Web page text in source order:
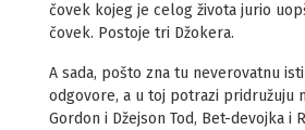
čovek kojeg je celog života jurio
čovek. Postoje tri Džokera.
A sada, pošto zna tu neverovatnu
odgovore, a u toj potrazi pridružuju
Gordon i Džejson Tod, Bet-devojka i